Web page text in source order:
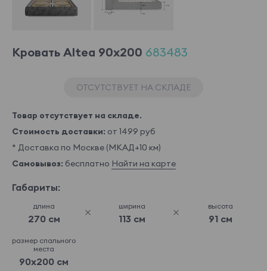
Кровать Altea 90x200 683483
ОТСУТСТВУЕТ НА СКЛАДЕ
Товар отсутствует на складе.
Стоимость доставки: от 1499 руб
* Доставка по Москве (МКАД+10 км)
Самовывоз: бесплатно Найти на карте
Габариты:
длина
270 см
ширина
113 см
высота
91 см
размер спального
места
90x200 см